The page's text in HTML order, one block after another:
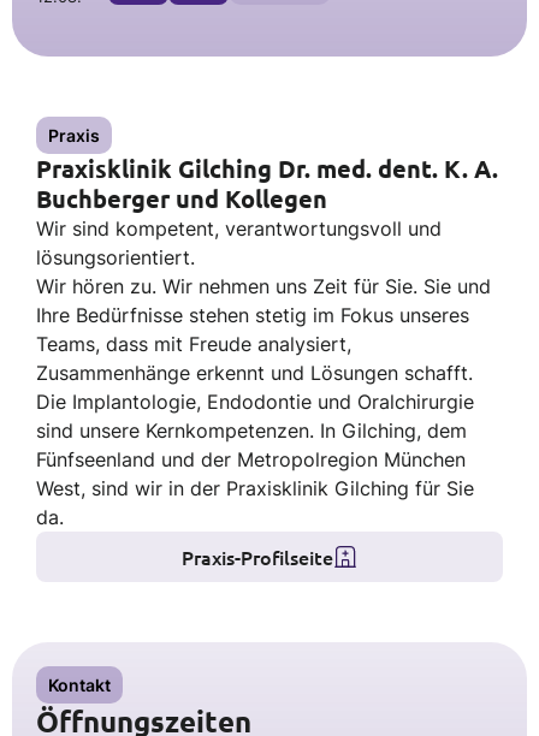
Praxis
Praxisklinik Gilching Dr. med. dent. K. A.
Buchberger und Kollegen
Wir sind kompetent, verantwortungsvoll und
lösungsorientiert.
Wir hören zu. Wir nehmen uns Zeit für Sie. Sie und
Ihre Bedürfnisse stehen stetig im Fokus unseres
Teams, dass mit Freude analysiert,
Zusammenhänge erkennt und Lösungen schafft.
Die Implantologie, Endodontie und Oralchirurgie
sind unsere Kernkompetenzen. In Gilching, dem
Fünfseenland und der Metropolregion München
West, sind wir in der Praxisklinik Gilching für Sie
da.
Praxis-Profilseite
Kontakt
Öffnungszeiten